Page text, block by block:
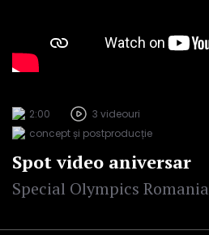
2:00
3 videouri
concept și postproducție
Spot video aniversar
Special Olympics Romania